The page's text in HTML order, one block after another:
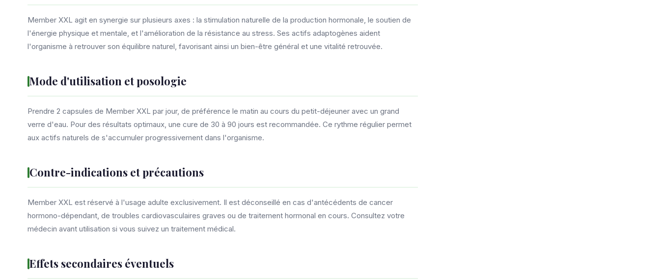
Member XXL agit en synergie sur plusieurs axes : la stimulation naturelle de la production hormonale, le soutien de
l'énergie physique et mentale, et l'amélioration de la résistance au stress. Ses actifs adaptogènes aident
l'organisme à retrouver son équilibre naturel, favorisant ainsi un bien-être général et une vitalité retrouvée.
Mode d'utilisation et posologie
Prendre 2 capsules de Member XXL par jour, de préférence le matin au cours du petit-déjeuner avec un grand
verre d'eau. Pour des résultats optimaux, une cure de 30 à 90 jours est recommandée. Ce rythme régulier permet
aux actifs naturels de s'accumuler progressivement dans l'organisme.
Contre-indications et précautions
Member XXL est réservé à l'usage adulte exclusivement. Il est déconseillé en cas d'antécédents de cancer
hormono-dépendant, de troubles cardiovasculaires graves ou de traitement hormonal en cours. Consultez votre
médecin avant utilisation si vous suivez un traitement médical.
Effets secondaires éventuels